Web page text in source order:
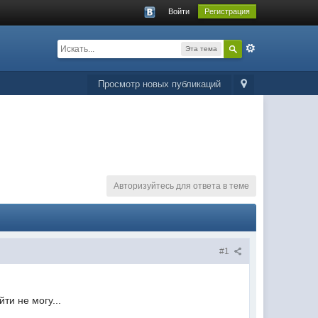
Войти Регистрация
Эта тема
Просмотр новых публикаций
Авторизуйтесь для ответа в теме
#1
не могу...